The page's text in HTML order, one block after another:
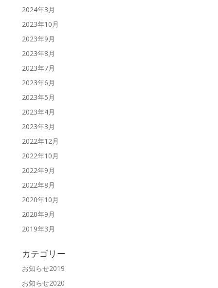
2024年3月
2023年10月
2023年9月
2023年8月
2023年7月
2023年6月
2023年5月
2023年4月
2023年3月
2022年12月
2022年10月
2022年9月
2022年8月
2020年10月
2020年9月
2019年3月
カテゴリー
お知らせ2019
お知らせ2020